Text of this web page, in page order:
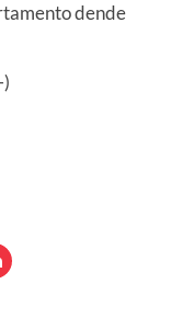
dende